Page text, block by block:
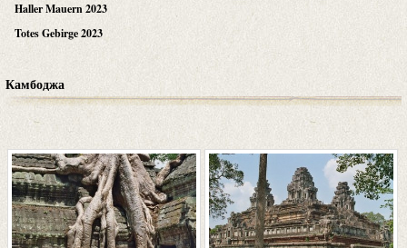
Haller Mauern 2023
Totes Gebirge 2023
Камбоджа